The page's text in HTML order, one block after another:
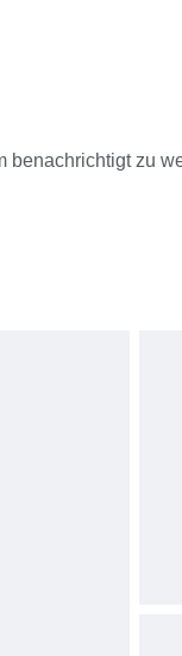
benachrichtigt zu